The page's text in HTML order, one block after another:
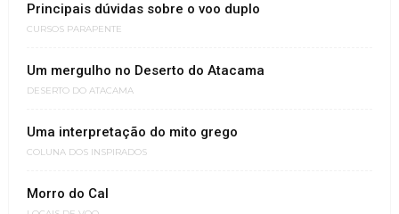
Principais dúvidas sobre o voo duplo
CURSOS PARAPENTE
Um mergulho no Deserto do Atacama
DESERTO DO ATACAMA
Uma interpretação do mito grego
COLUNA DOS INSPIRADOS
Morro do Cal